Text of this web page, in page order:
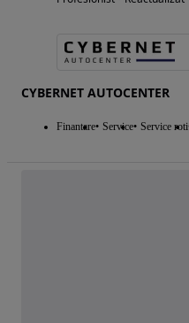
CYBERNET AUTOCENTER
Finantare Service Service roti